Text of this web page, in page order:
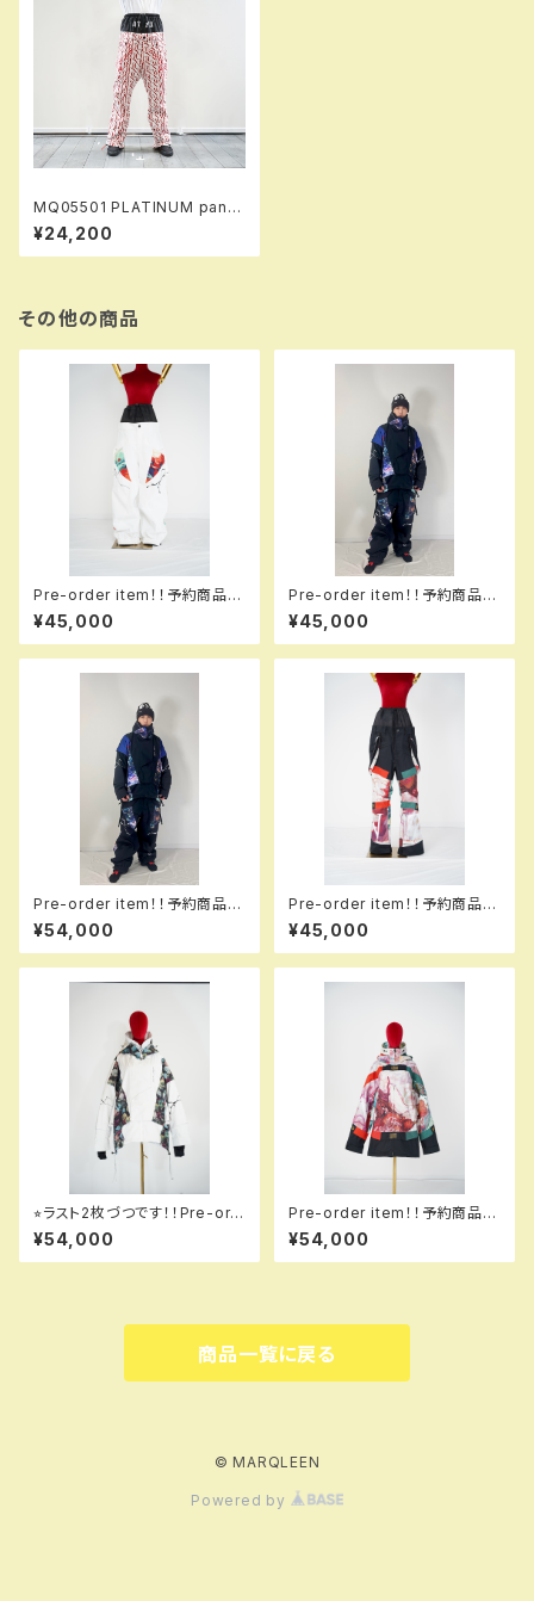
MQ05501 PLATINUM pants
105 trapr！！※送料無料（日本
国内のみ）サービス中です！！
¥24,200
その他の商品
Pre-order item！！予約商品で
す！！MQ07503 ＋＋＋ pants
917 kathmiw！！送料無料（日
本国内のみ）サービス中です！！
¥45,000
Pre-order item！！予約商品で
す！！MQ07503 ＋＋＋ pants
113 tokyo！！送料無料（日本国
内のみ）サービス中です！！
¥45,000
Pre-order item！！予約商品で
す！！MQ07003 +++ jacket 1
13 tokyo！！送料無料（日本国
内のみ）サービス中です！！
¥54,000
Pre-order item！！予約商品で
す！！MQ07500 GALAXXXY p
ants 913 sk！！送料無料（日本
国内のみ）サービス中です！！
¥45,000
⭐︎ラスト2枚づつです！！Pre-ord
er item！！予約商品です！！MQ
07003 EM +++ jacket EM
003 hflmtw em！！送料無料
¥54,000
Pre-order item！！予約商品で
す！！MQ07000 GALAXXXY j
acket 913 sk！！送料無料（日
本国内のみ）サービス中です！！
¥54,000
商品一覧に戻る
© MARQLEEN
Powered by